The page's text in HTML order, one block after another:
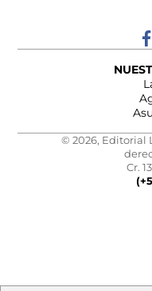
© 2026, Editorial
Cr.